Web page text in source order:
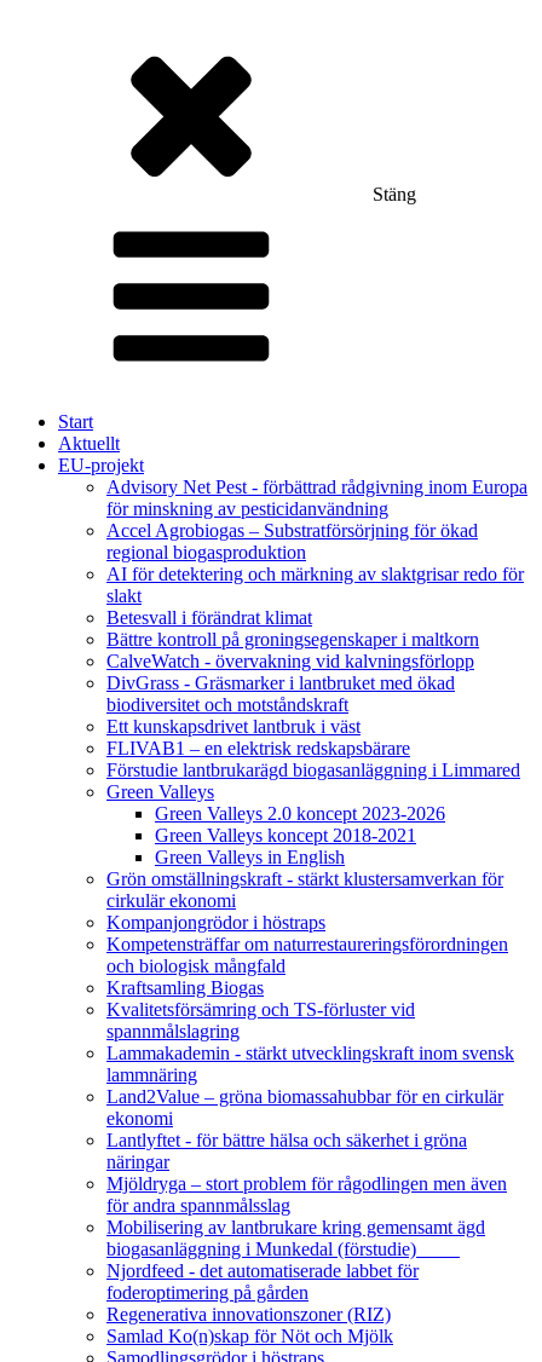
Stäng
Start
Aktuellt
EU-projekt
Advisory Net Pest - förbättrad rådgivning inom Europa
för minskning av pesticidanvändning
Accel Agrobiogas – Substratförsörjning för ökad
regional biogasproduktion
AI för detektering och märkning av slaktgrisar redo för
slakt
Betesvall i förändrat klimat
Bättre kontroll på groningsegenskaper i maltkorn
CalveWatch - övervakning vid kalvningsförlopp
DivGrass - Gräsmarker i lantbruket med ökad
biodiversitet och motståndskraft
Ett kunskapsdrivet lantbruk i väst
FLIVAB1 – en elektrisk redskapsbärare
Förstudie lantbrukarägd biogasanläggning i Limmared
Green Valleys
Green Valleys 2.0 koncept 2023-2026
Green Valleys koncept 2018-2021
Green Valleys in English
Grön omställningskraft - stärkt klustersamverkan för
cirkulär ekonomi
Kompanjongrödor i höstraps
Kompetensträffar om naturrestaureringsförordningen
och biologisk mångfald
Kraftsamling Biogas
Kvalitetsförsämring och TS-förluster vid
spannmålslagring
Lammakademin - stärkt utvecklingskraft inom svensk
lammnäring
Land2Value – gröna biomassahubbar för en cirkulär
ekonomi
Lantlyftet - för bättre hälsa och säkerhet i gröna
näringar
Mjöldryga – stort problem för rågodlingen men även
för andra spannmålsslag
Mobilisering av lantbrukare kring gemensamt ägd
biogasanläggning i Munkedal (förstudie)
Njordfeed - det automatiserade labbet för
foderoptimering på gården
Regenerativa innovationszoner (RIZ)
Samlad Ko(n)skap för Nöt och Mjölk
Samodlingsgrödor i höstraps